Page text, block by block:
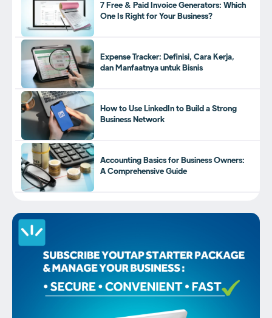
7 Free & Paid Invoice Generators: Which
One Is Right for Your Business?
Expense Tracker: Definisi, Cara Kerja,
dan Manfaatnya untuk Bisnis
How to Use LinkedIn to Build a Strong
Business Network
Accounting Basics for Business Owners:
A Comprehensive Guide